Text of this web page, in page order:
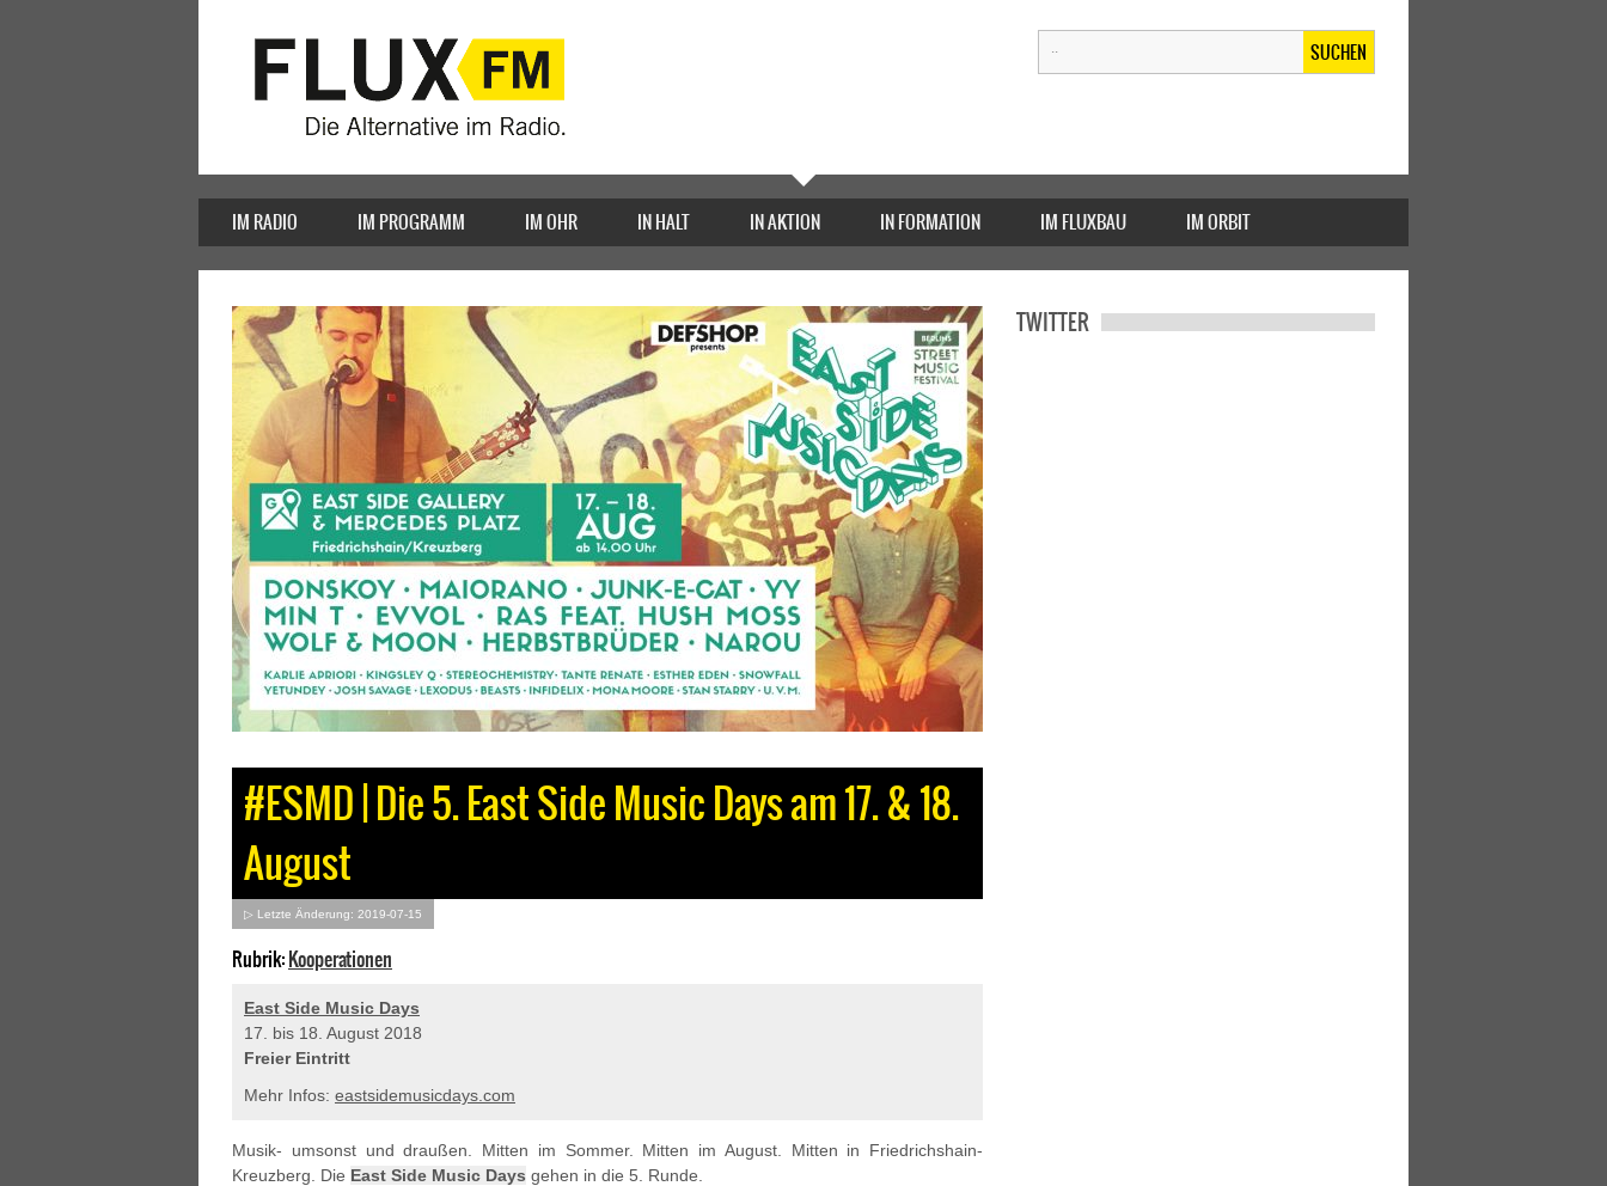
SUCHEN
IM RADIO IM PROGRAMM IM OHR IN HALT IN AKTION IN FORMATION IM FLUXBAU IM ORBIT
#ESMD | Die 5. East Side Music Days am 17. & 18.
August
▷ Letzte Änderung: 2019-07-15
Rubrik:Kooperationen
East Side Music Days
17. bis 18. August 2018
Freier Eintritt
Mehr Infos: eastsidemusicdays.com
Musik- umsonst und draußen. Mitten im Sommer. Mitten im August. Mitten in Friedrichshain-
Kreuzberg. Die East Side Music Days gehen in die 5. Runde.
TWITTER